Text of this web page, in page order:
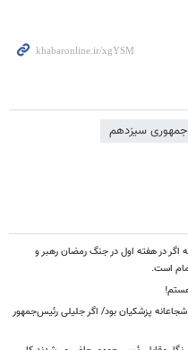
جمهوری سیزدهم
در هفته اول در جنگ رمضان رهبر و
است.
پزشکیان بود/ اگر جلیلی رئیس‌جمهور